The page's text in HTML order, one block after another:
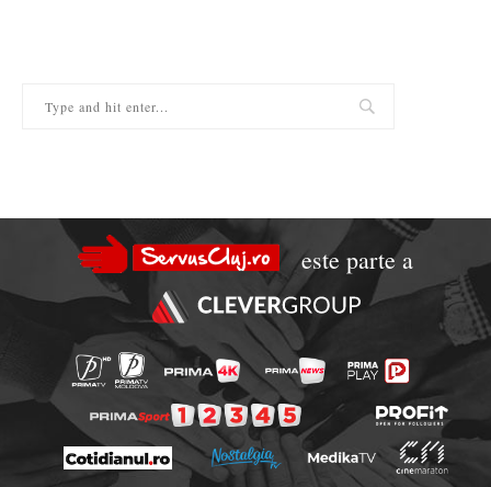
este parte a